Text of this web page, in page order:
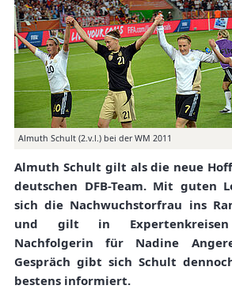
Almuth Schult (2.v.l.) bei der WM 2011
Almuth Schult gilt als die neue
deutschen DFB-Team. Mit guten
sich die Nachwuchstorfrau ins
und gilt in
Nachfolgerin für Nadine
Gespräch gibt sich Schult
bestens informiert.